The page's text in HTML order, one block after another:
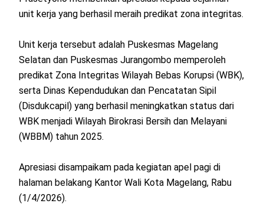
unit kerja yang berhasil meraih predikat zona integritas.
Unit kerja tersebut adalah Puskesmas Magelang
Selatan dan Puskesmas Jurangombo memperoleh
predikat Zona Integritas Wilayah Bebas Korupsi (WBK),
serta Dinas Kependudukan dan Pencatatan Sipil
(Disdukcapil) yang berhasil meningkatkan status dari
WBK menjadi Wilayah Birokrasi Bersih dan Melayani
(WBBM) tahun 2025.
Apresiasi disampaikam pada kegiatan apel pagi di
halaman belakang Kantor Wali Kota Magelang, Rabu
(1/4/2026).